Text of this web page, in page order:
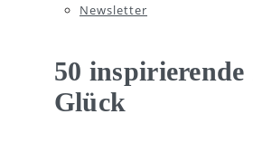
Newsletter
50
Glück